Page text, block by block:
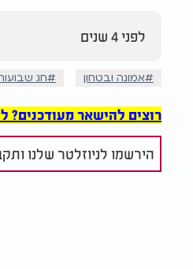
לפני 4 שנים
אמונה ובטחון חג
רוצים להישאר מעודכנים?
הירשמו לניוזלטר שלנו